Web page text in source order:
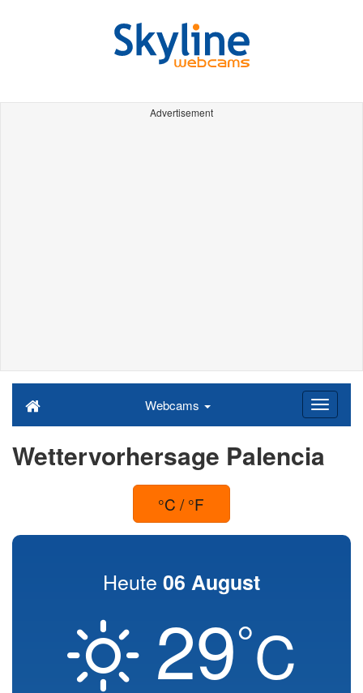
Advertisement
Webcams
Wettervorhersage Palencia
°C / °F
Heute 06 August
29°C